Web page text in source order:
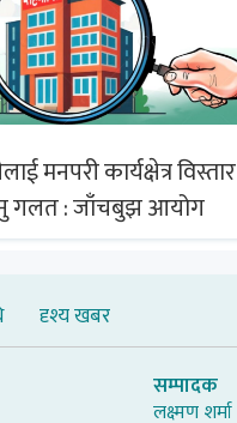
मनपरी कार्यक्षेत्र विस्तार
गलत : जाँचबुझ आयोग
दृश्य खबर
सम्पादक
लक्ष्मण शर्मा